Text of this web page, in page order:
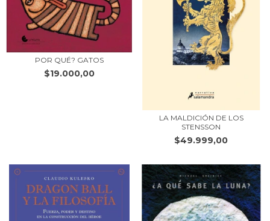
POR QUÉ? GATOS
$19.000,00
LA MALDICIÓN DE LOS
STENSSON
$49.999,00